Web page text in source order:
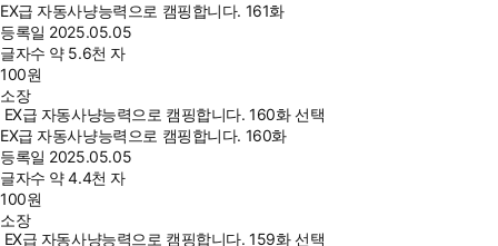
EX급 자동사냥능력으로 캠핑합니다. 161화
등록일 2025.05.05
글자수 약 5.6천 자
100원
소장
EX급 자동사냥능력으로 캠핑합니다. 160화 선택
EX급 자동사냥능력으로 캠핑합니다. 160화
등록일 2025.05.05
글자수 약 4.4천 자
100원
소장
EX급 자동사냥능력으로 캠핑합니다. 159화 선택